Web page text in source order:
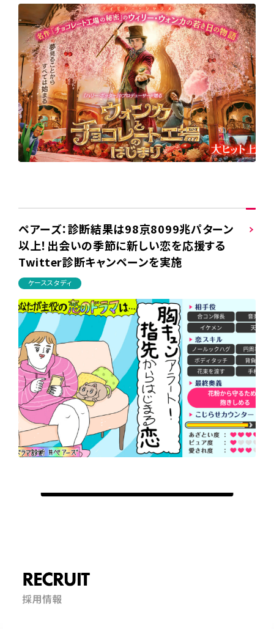
ペアーズ：診断結果は98京8099兆パターン
以上！出会いの季節に新しい恋を応援する
Twitter診断キャンペーンを実施
ケーススタディ
RECRUIT
採用情報